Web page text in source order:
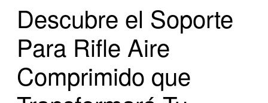
Descubre el Soporte
Para Rifle Aire
Comprimido que